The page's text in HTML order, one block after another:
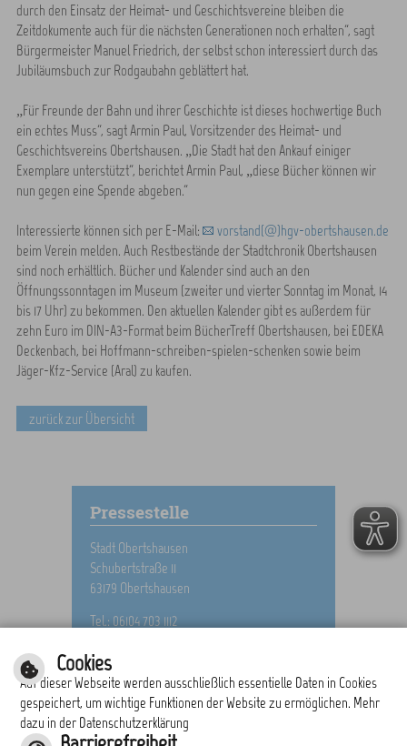
durch den Einsatz der Heimat- und Geschichtsvereine bleiben die
Zeitdokumente auch für die nächsten Generationen noch erhalten“, sagt
Bürgermeister Manuel Friedrich, der selbst schon interessiert durch das
Jubiläumsbuch zur Rodgaubahn geblättert hat.
„Für Freunde der Bahn und ihrer Geschichte ist dieses hochwertige Buch
ein echtes Muss“, sagt Armin Paul, Vorsitzender des Heimat- und
Geschichtsvereins Obertshausen. „Die Stadt hat den Ankauf einiger
Exemplare unterstützt“, berichtet Armin Paul, „diese Bücher können wir
nun gegen eine Spende abgeben.“
Interessierte können sich per E-Mail:
vorstand(@)hgv-obertshausen.de
beim Verein melden. Auch Restbestände der Stadtchronik Obertshausen
sind noch erhältlich. Bücher und Kalender sind auch an den
Öffnungssonntagen im Museum (zweiter und vierter Sonntag im Monat, 14
bis 17 Uhr) zu bekommen. Den aktuellen Kalender gibt es außerdem für
zehn Euro im DIN-A3-Format beim BücherTreff Obertshausen, bei EDEKA
Deckenbach, bei Hoffmann-schreiben-spielen-schenken sowie beim
Jäger-Kfz-Service (Aral) zu kaufen.
zurück zur Übersicht
Pressestelle
Stadt Obertshausen
Schubertstraße 11
63179 Obertshausen
Tel.: 06104 703 1112
Cookies
Auf dieser Webseite werden ausschließlich essentielle Daten in Cookies
gespeichert, um wichtige Funktionen der Website zu ermöglichen. Mehr
dazu in der Datenschutzerklärung